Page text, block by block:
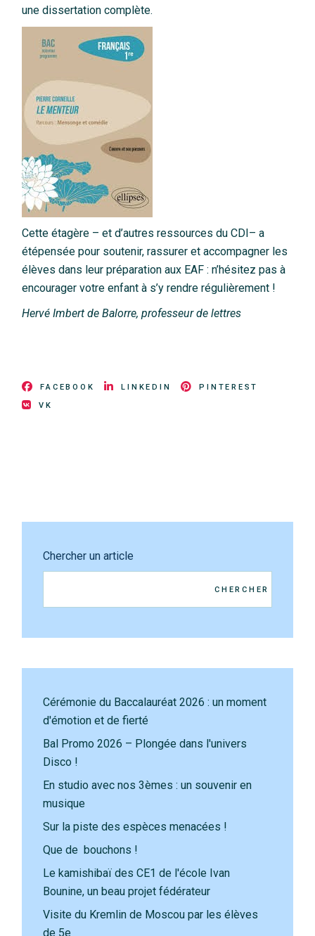
une dissertation complète.
Cette étagère – et d’autres ressources du CDI– a
étépensée pour soutenir, rassurer et accompagner les
élèves dans leur préparation aux EAF : n’hésitez pas à
encourager votre enfant à s’y rendre régulièrement !
Hervé Imbert de Balorre, professeur de lettres
FACEBOOK LINKEDIN
PINTEREST
VK
Chercher un article
CHERCHER
Cérémonie du Baccalauréat 2026 : un moment
d'émotion et de fierté
Bal Promo 2026 – Plongée dans l'univers
Disco !
En studio avec nos 3èmes : un souvenir en
musique
Sur la piste des espèces menacées !
Que de bouchons !
Le kamishibaï des CE1 de l'école Ivan
Bounine, un beau projet fédérateur
Visite du Kremlin de Moscou par les élèves
de 5e